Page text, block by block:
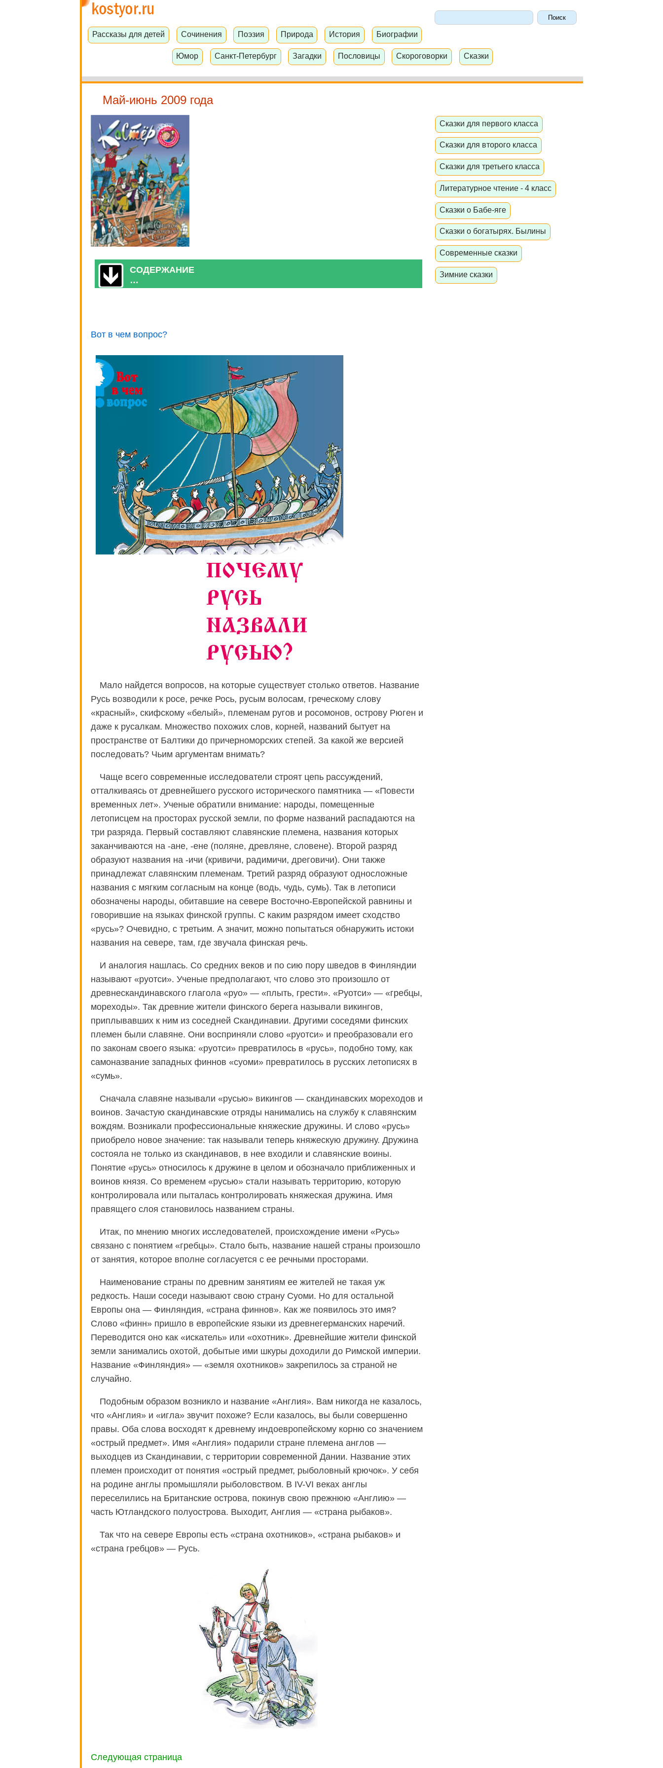
Рассказы для детей Сочинения Поэзия Природа История Биографии
Юмор Санкт-Петербург Загадки Пословицы Скороговорки Сказки
Май-июнь 2009 года
СОДЕРЖАНИЕ
…
Вот в чем вопрос?
Мало найдется вопросов, на которые существует столько ответов. Название
Русь возводили к росе, речке Рось, русым волосам, греческому слову
«красный», скифскому «белый», племенам ругов и росомонов, острову Рюген и
даже к русалкам. Множество похожих слов, корней, названий бытует на
пространстве от Балтики до причерноморских степей. За какой же версией
последовать? Чьим аргументам внимать?
Чаще всего современные исследователи строят цепь рассуждений,
отталкиваясь от древнейшего русского исторического памятника — «Повести
временных лет». Ученые обратили внимание: народы, помещенные
летописцем на просторах русской земли, по форме названий распадаются на
три разряда. Первый составляют славянские племена, названия которых
заканчиваются на -ане, -ене (поляне, древляне, словене). Второй разряд
образуют названия на -ичи (кривичи, радимичи, дреговичи). Они также
принадлежат славянским племенам. Третий разряд образуют односложные
названия с мягким согласным на конце (водь, чудь, сумь). Так в летописи
обозначены народы, обитавшие на севере Восточно-Европейской равнины и
говорившие на языках финской группы. С каким разрядом имеет сходство
«русь»? Очевидно, с третьим. А значит, можно попытаться обнаружить истоки
названия на севере, там, где звучала финская речь.
И аналогия нашлась. Со средних веков и по сию пору шведов в Финляндии
называют «руотси». Ученые предполагают, что слово это произошло от
древнескандинавского глагола «руо» — «плыть, грести». «Руотси» — «гребцы,
мореходы». Так древние жители финского берега называли викингов,
приплывавших к ним из соседней Скандинавии. Другими соседями финских
племен были славяне. Они восприняли слово «руотси» и преобразовали его
по законам своего языка: «руотси» превратилось в «русь», подобно тому, как
самоназвание западных финнов «суоми» превратилось в русских летописях в
«сумь».
Сначала славяне называли «русью» викингов — скандинавских мореходов и
воинов. Зачастую скандинавские отряды нанимались на службу к славянским
вождям. Возникали профессиональные княжеские дружины. И слово «русь»
приобрело новое значение: так называли теперь княжескую дружину. Дружина
состояла не только из скандинавов, в нее входили и славянские воины.
Понятие «русь» относилось к дружине в целом и обозначало приближенных и
воинов князя. Со временем «русью» стали называть территорию, которую
контролировала или пыталась контролировать княжеская дружина. Имя
правящего слоя становилось названием страны.
Итак, по мнению многих исследователей, происхождение имени «Русь»
связано с понятием «гребцы». Стало быть, название нашей страны произошло
от занятия, которое вполне согласуется с ее речными просторами.
Наименование страны по древним занятиям ее жителей не такая уж
редкость. Наши соседи называют свою страну Суоми. Но для остальной
Европы она — Финляндия, «страна финнов». Как же появилось это имя?
Слово «финн» пришло в европейские языки из древнегерманских наречий.
Переводится оно как «искатель» или «охотник». Древнейшие жители финской
земли занимались охотой, добытые ими шкуры доходили до Римской империи.
Название «Финляндия» — «земля охотников» закрепилось за страной не
случайно.
Подобным образом возникло и название «Англия». Вам никогда не казалось,
что «Англия» и «игла» звучит похоже? Если казалось, вы были совершенно
правы. Оба слова восходят к древнему индоевропейскому корню со значением
«острый предмет». Имя «Англия» подарили стране племена англов —
выходцев из Скандинавии, с территории современной Дании. Название этих
племен происходит от понятия «острый предмет, рыболовный крючок». У себя
на родине англы промышляли рыболовством. В IV-VI веках англы
переселились на Британские острова, покинув свою прежнюю «Англию» —
часть Ютландского полуострова. Выходит, Англия — «страна рыбаков».
Так что на севере Европы есть «страна охотников», «страна рыбаков» и
«страна гребцов» — Русь.
Следующая страница
Сказки для первого класса
Сказки для второго класса
Сказки для третьего класса
Литературное чтение - 4 класс
Сказки о Бабе-яге
Сказки о богатырях. Былины
Современные сказки
Зимние сказки